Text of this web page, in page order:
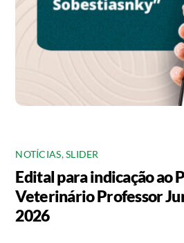
NOTÍCIAS,SLIDER
Edital para indicação ao
Veterinário Professor
2026